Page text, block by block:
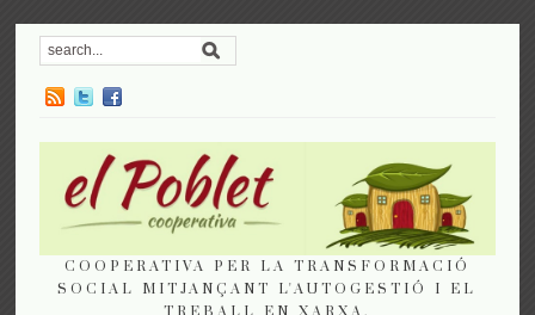
COOPERATIVA PER LA TRANSFORMACIÓ
SOCIAL MITJANÇANT L'AUTOGESTIÓ I EL